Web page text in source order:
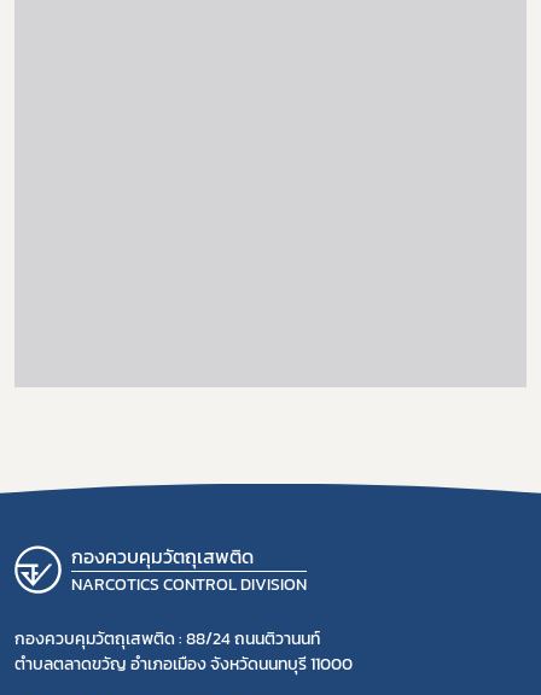
กองควบคุมวัตถุเสพติด
NARCOTICS CONTROL DIVISION
กองควบคุมวัตถุเสพติด : 88/24 ถนนติวานนท์
ตำบลตลาดขวัญ อำเภอเมือง จังหวัดนนทบุรี 11000